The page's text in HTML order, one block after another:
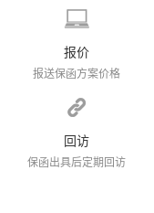
报价
报送保函方案价格
回访
保函出具后定期回访